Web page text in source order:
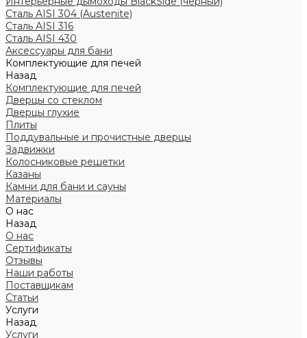
Сталь AISI 304 (Austenite)
Сталь AISI 316
Сталь AISI 430
Аксессуары для бани
Комплектующие для печей
Назад
Комплектующие для печей
Дверцы со стеклом
Дверцы глухие
Плиты
Поддувальные и прочистные дверцы
Задвижки
Колосниковые решетки
Казаны
Камни для бани и сауны
Материалы
О нас
Назад
О нас
Сертификаты
Отзывы
Наши работы
Поставщикам
Статьи
Услуги
Назад
Услуги